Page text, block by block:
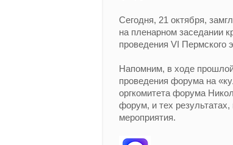
Сегодня, 21 октября,
на пленарном заседании
проведения VI Пермского
Напомним, в ходе
проведения форума на
оргкомитета форума
форум, и тех результатах,
мероприятия.